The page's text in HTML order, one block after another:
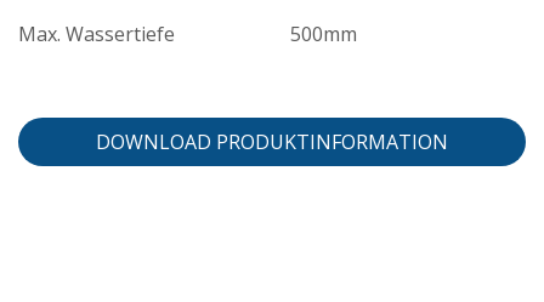
Max. Wassertiefe
500mm
DOWNLOAD PRODUKTINFORMATION